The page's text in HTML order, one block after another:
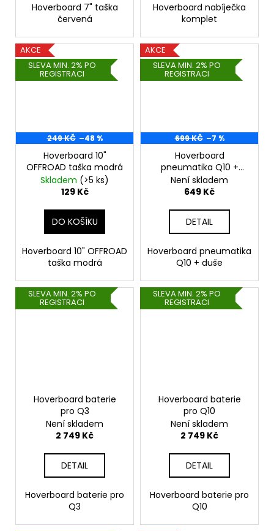
Hoverboard 7" taška
červená
Hoverboard nabíječka
komplet
AKCE
SLEVA MIN. 2% PO
REGISTRACI
249 KČ –48 %
Hoverboard 10"
OFFROAD taška modrá
Skladem (>5 ks)
129 Kč
DO KOŠÍKU
Hoverboard 10" OFFROAD
taška modrá
AKCE
SLEVA MIN. 2% PO
REGISTRACI
699 KČ –7 %
Hoverboard
pneumatika Q10 +
duše
Není skladem
649 Kč
DETAIL
Hoverboard pneumatika
Q10 + duše
SLEVA MIN. 2% PO
REGISTRACI
Hoverboard baterie
pro Q3
Není skladem
2 749 Kč
DETAIL
Hoverboard baterie pro
Q3
SLEVA MIN. 2% PO
REGISTRACI
Hoverboard baterie
pro Q10
Není skladem
2 749 Kč
DETAIL
Hoverboard baterie pro
Q10